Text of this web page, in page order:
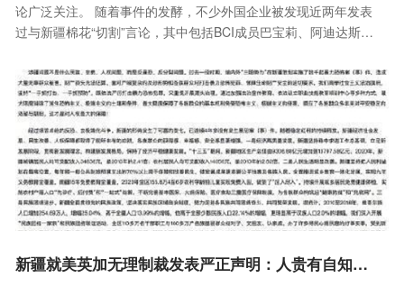
论广泛关注。 随着事件的发酵，不少外国企业被发现近两年发表
过与新疆棉花“切割”言论，其中包括BCI成员巴宝莉、阿迪达斯、
榜，一大批知名艺人宣布结束与上述品牌的合作。
新疆就美英加无理制裁发表严正声明：人贵有自知之明，国亦如此